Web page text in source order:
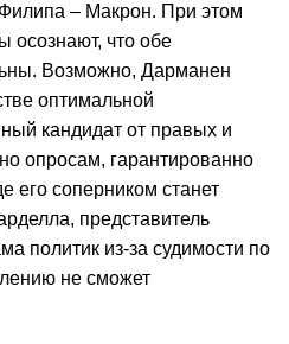
– Макрон. При этом
осознают, что обе
Возможно, Дарманен
оптимальной
кандидат от правых и
опросам, гарантированно
его соперником станет
представитель
политик из-за судимости по
не сможет